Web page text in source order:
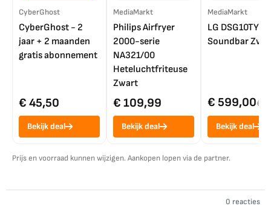
CyberGhost
CyberGhost - 2
jaar + 2 maanden
gratis abonnement
€ 45,50
Bekijk deal
MediaMarkt
Philips Airfryer
2000-serie
NA321/00
Heteluchtfriteuse
Zwart
€ 109,99
Bekijk deal
MediaMarkt
LG DSG10TY
Soundbar
€ 599,00€
Bekijk deal
Prijs en voorraad kunnen wijzigen. Aankopen lopen via de partner.
0 reacties